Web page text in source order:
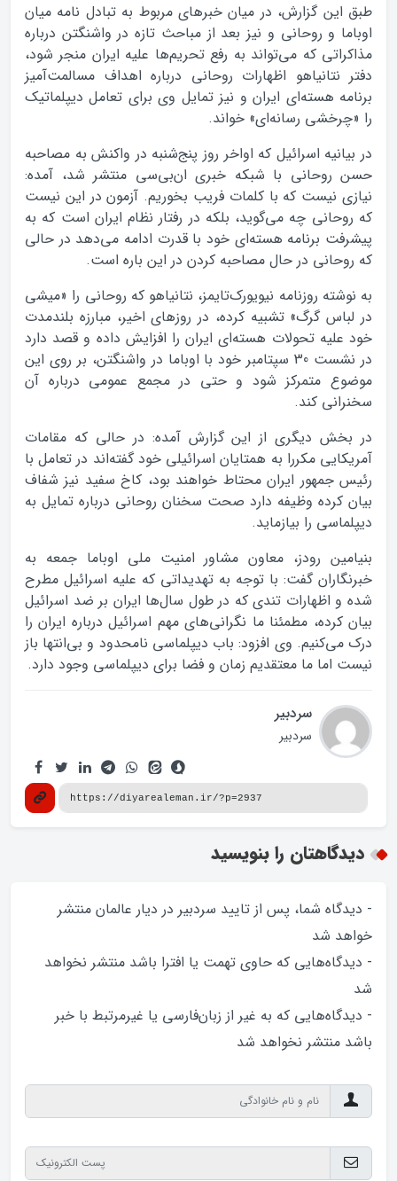
طبق این گزارش، در میان خبرهای مربوط به تبادل نامه میان
اوباما و روحانی و نیز بعد از مباحث تازه در واشنگتن درباره
مذاکراتی که می‌تواند به رفع تحریم‌ها علیه ایران منجر شود،
دفتر نتانیاهو اظهارات روحانی درباره اهداف مسالمت‌آمیز
برنامه هسته‌ای ایران و نیز تمایل وی برای تعامل دیپلماتیک
را «چرخشی رسانه‌ای» خواند.
در بیانیه اسرائیل که اواخر روز پنج‌شنبه در واکنش به مصاحبه
حسن روحانی با شبکه خبری ان‌بی‌سی منتشر شد، آمده:
نیازی نیست که با کلمات فریب بخوریم. آزمون در این نیست
که روحانی چه می‌گوید، بلکه در رفتار نظام ایران است که به
پیشرفت برنامه هسته‌ای خود با قدرت ادامه می‌دهد در حالی
که روحانی در حال مصاحبه کردن در این باره است.
به نوشته روزنامه نیویورک‌تایمز، نتانیاهو که روحانی را «میشی
در لباس گرگ» تشبیه کرده، در روزهای اخیر، مبارزه بلندمدت
خود علیه تحولات هسته‌ای ایران را افزایش داده و قصد دارد
در نشست 30 سپتامبر خود با اوباما در واشنگتن، بر روی این
موضوع متمرکز شود و حتی در مجمع عمومی درباره آن
سخنرانی کند.
در بخش دیگری از این گزارش آمده: در حالی که مقامات
آمریکایی مکررا به همتایان اسرائیلی خود گفته‌اند در تعامل با
رئیس جمهور ایران محتاط خواهند بود، کاخ سفید نیز شفاف
بیان کرده وظیفه دارد صحت سخنان روحانی درباره تمایل به
دیپلماسی را بیازماید.
بنیامین رودز، معاون مشاور امنیت ملی اوباما جمعه به
خبرنگاران گفت: با توجه به تهدیداتی که علیه اسرائیل مطرح
شده و اظهارات تندی که در طول سال‌ها ایران بر ضد اسرائیل
بیان کرده، مطمئنا ما نگرانی‌های مهم اسرائیل درباره ایران را
درک می‌کنیم. وی افزود:‌ باب دیپلماسی نامحدود و بی‌انتها باز
نیست اما ما معتقدیم زمان و فضا برای دیپلماسی وجود دارد.
سردبیر
سردبیر
دیدگاهتان را بنویسید
- دیدگاه شما، پس از تایید سردبیر در دیار عالمان منتشر
خواهد‌ شد
- دیدگاه‌هایی که حاوی تهمت یا افترا باشد منتشر نخواهد‌
شد
- دیدگاه‌هایی که به غیر از زبان‌فارسی یا غیرمرتبط با خبر
باشد منتشر نخواهد‌ شد